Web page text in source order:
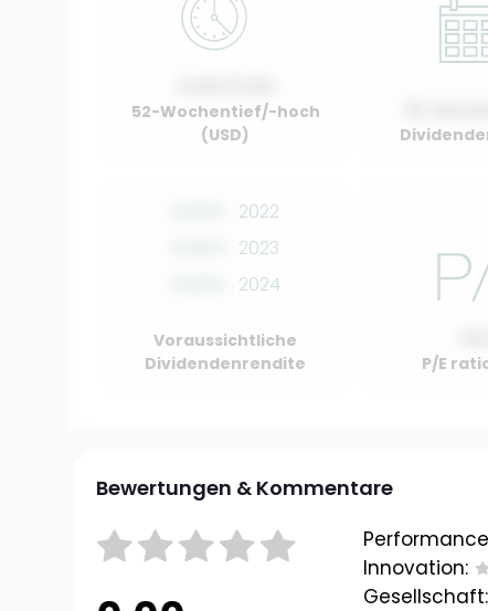
52-Wochentief/-hoch
(USD)
2022
2023
2024
Voraussichtliche
Dividendenrendite
P/E
Bewertungen & Kommentare
Innovation:
Gesellschaft: